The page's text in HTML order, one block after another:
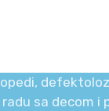
sa decom i